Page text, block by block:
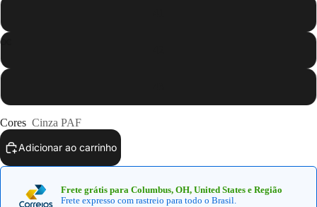
Abrir
imagem
em
cheia
Abrir
imagem
em
cheia
Abrir
imagem
em
cheia
Abrir
imagem
em
cheia
Cores Cinza PAF
Adicionar ao carrinho
Frete grátis para Columbus, OH, United States e Região
Frete expresso com rastreio para todo o Brasil.